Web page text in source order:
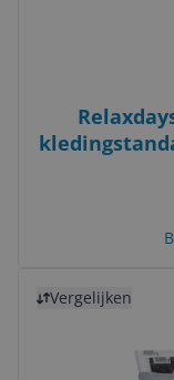
Vergelijken